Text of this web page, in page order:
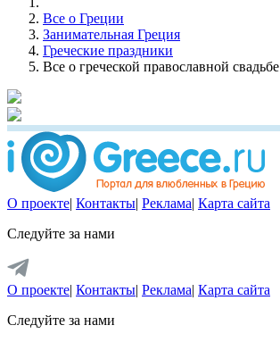
Все о Греции
Занимательная Греция
Греческие праздники
Все о греческой православной свадьбе
О проекте| Контакты| Реклама| Карта сайта
Следуйте за нами
О проекте| Контакты| Реклама| Карта сайта
Следуйте за нами